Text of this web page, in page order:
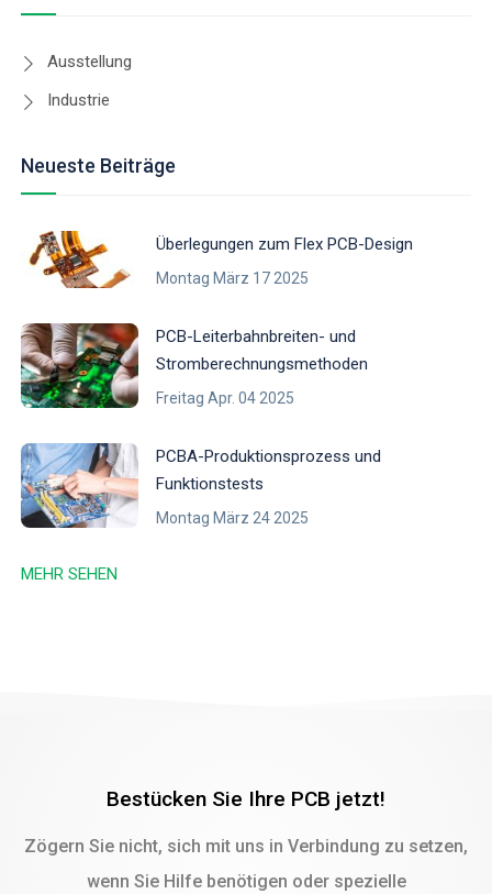
Ausstellung
Industrie
Neueste Beiträge
Überlegungen zum Flex PCB-Design
Montag März 17 2025
PCB-Leiterbahnbreiten- und
Stromberechnungsmethoden
Freitag Apr. 04 2025
PCBA-Produktionsprozess und
Funktionstests
Montag März 24 2025
MEHR SEHEN
Bestücken Sie Ihre PCB jetzt!
Zögern Sie nicht, sich mit uns in Verbindung zu setzen,
wenn Sie Hilfe benötigen oder spezielle